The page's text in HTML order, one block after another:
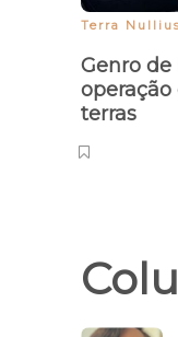
Terra
Genro de
terras